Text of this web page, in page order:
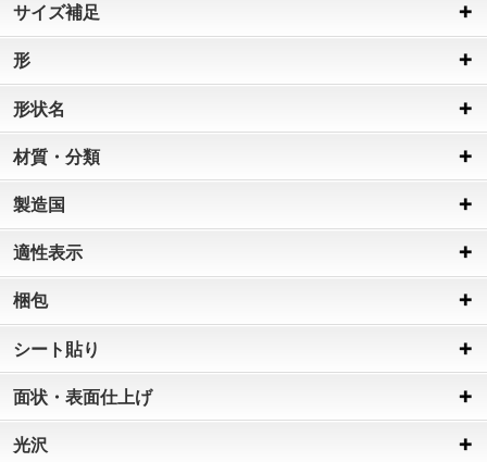
サイズ補足
形
形状名
材質・分類
製造国
適性表示
梱包
シート貼り
面状・表面仕上げ
光沢